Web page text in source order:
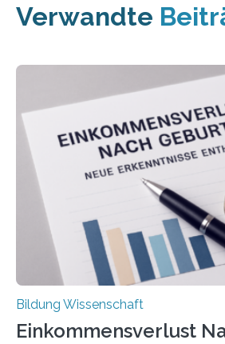
Verwandte
Bildung Wissenschaft
Einkommensverlust